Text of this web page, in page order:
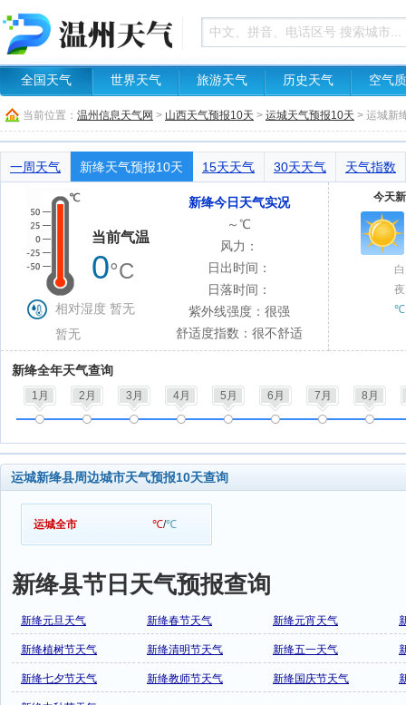
全国天气 世界天气 旅游天气 历史天气 空气
当前位置： 温州信息天气网 > 山西天气预报10天 > 运城天气预报10天 > 运城新
一周天气 新绛天气预报10天 15天天气 30天天气 天气指数
当前气温
0°C
相对湿度 暂无
暂无
新绛今日天气实况
～℃
风力：
日出时间：
日落时间：
紫外线强度：很强
舒适度指数：很不舒适
今天
℃
新绛全年天气查询
1月 2月 3月 4月 5月 6月 7月 8月
运城新绛县周边城市天气预报10天查询
运城全市 ℃/℃
新绛县节日天气预报查询
新绛元旦天气 新绛春节天气 新绛元宵天气
新绛植树节天气 新绛清明节天气 新绛五一天气
新绛七夕节天气 新绛教师节天气 新绛国庆节天气